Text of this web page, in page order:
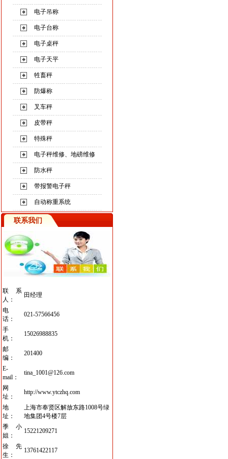
电子吊称
电子台称
电子桌秤
电子天平
牲畜秤
防爆称
叉车秤
皮带秤
特殊秤
电子秤维修、地磅维修
防水秤
带报警电子秤
自动称重系统
联系我们
联系
人：
田经理
电
话：
021-57566456
手
机：
15026988835
邮
编：
201400
E-
mail：
tina_1001@126.com
网
址：
http://www.ytczhq.com
地
址：
上海市奉贤区解放东路1008号绿
地集团4号楼7层
季小
姐：
15221209271
徐先
生：
13761422117